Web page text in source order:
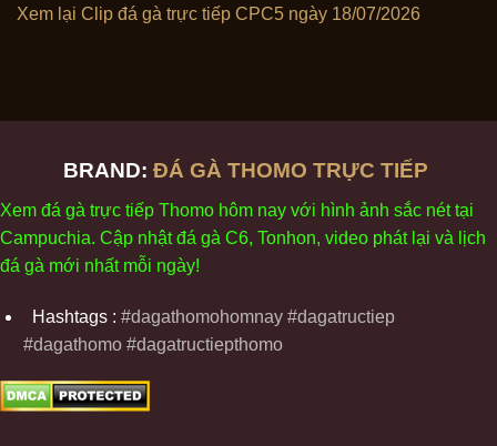
Xem lại Clip đá gà trực tiếp CPC5 ngày 18/07/2026
BRAND: ĐÁ GÀ THOMO TRỰC TIẾP
Xem đá gà trực tiếp Thomo hôm nay với hình ảnh sắc néttại
Campuchia. Cập nhậtđá gà C6, Tonhon, video phátl ại và ịch
đá gà mới nhất mỗi ngày!
Hashtags : #dagathomohomnay #dagatructiep
#dagathomo #dagatructiepthomo